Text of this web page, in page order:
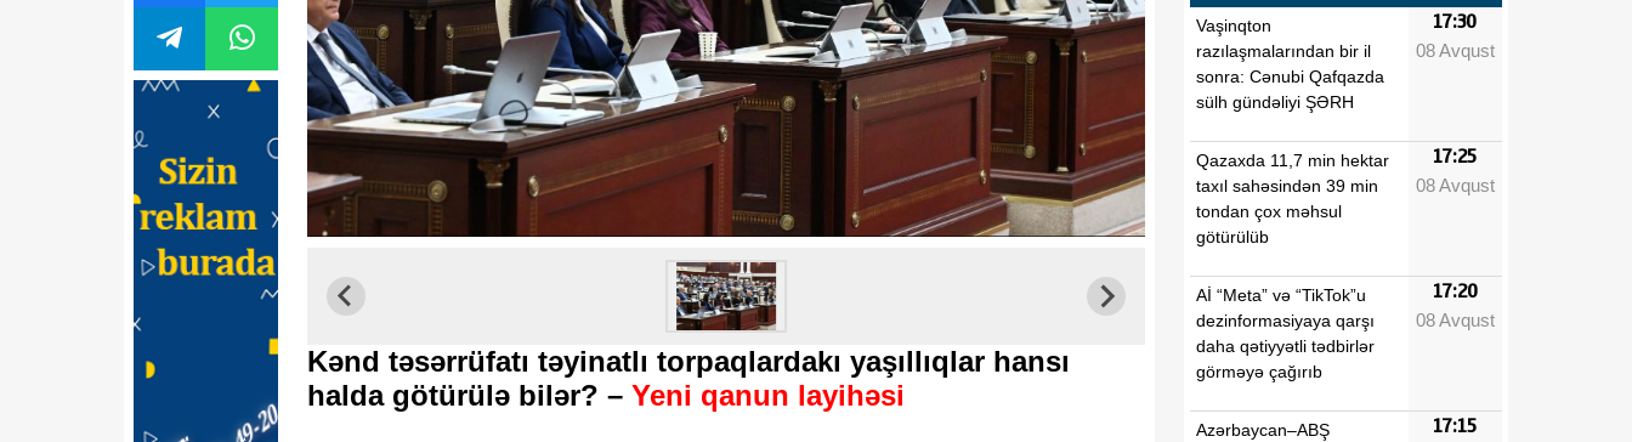
Kənd təsərrüfatı təyinatlı torpaqlardakı yaşıllıqlar hansı
halda götürülə bilər? – Yeni qanun layihəsi
Vaşinqton
razılaşmalarından bir il
sonra: Cənubi Qafqazda
sülh gündəliyi ŞƏRH
17:30
08 Avqust
Qazaxda 11,7 min hektar
taxıl sahəsindən 39 min
tondan çox məhsul
götürülüb
17:25
08 Avqust
Aİ “Meta” və “TikTok”u
dezinformasiyaya qarşı
daha qətiyyətli tədbirlər
görməyə çağırıb
17:20
08 Avqust
Azərbaycan–ABŞ
17:15